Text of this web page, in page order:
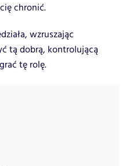
chronić.
wzruszając
tą dobrą, kontrolującą
tę rolę.